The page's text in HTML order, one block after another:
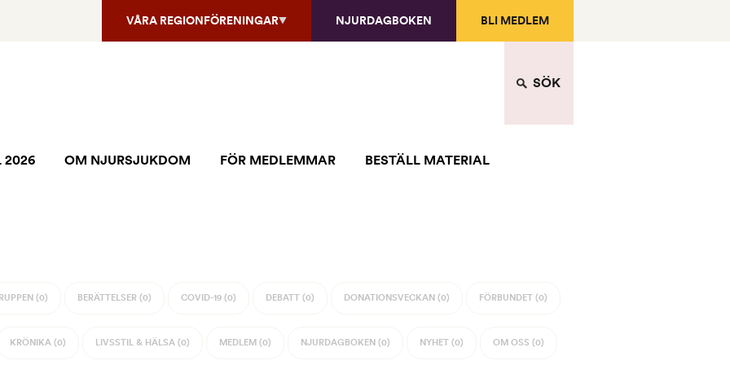
VÅRA REGIONFÖRENINGAR NJURDAGBOKEN BLI MEDLEM
SÖK
2026 OM NJURSJUKDOM FÖR MEDLEMMAR BESTÄLL MATERIAL
(0) BERÄTTELSER (0) COVID-19 (0) DEBATT (0) DONATIONSVECKAN (0) FÖRBUNDET (0)
KRÖNIKA (0) LIVSSTIL & HÄLSA (0) MEDLEM (0) NJURDAGBOKEN (0) NYHET (0) OM OSS (0)